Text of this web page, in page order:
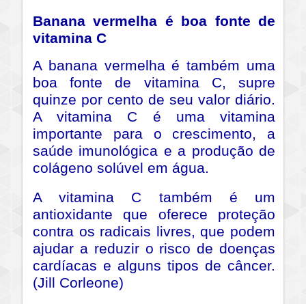
Banana vermelha é boa fonte de
vitamina C
A banana vermelha é também uma
boa fonte de vitamina C, supre
quinze por cento de seu valor diário.
A vitamina C é uma vitamina
importante para o crescimento, a
saúde imunológica e a produção de
colágeno solúvel em água.
A vitamina C também é um
antioxidante que oferece proteção
contra os radicais livres, que podem
ajudar a reduzir o risco de doenças
cardíacas e alguns tipos de câncer.
(Jill Corleone)